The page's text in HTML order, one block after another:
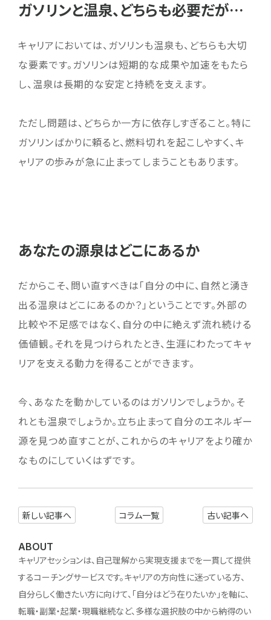
ガソリンと温泉、どちらも必要だが…
キャリアにおいては、ガソリンも温泉も、どちらも大切
な要素です。ガソリンは短期的な成果や加速をもたら
し、温泉は長期的な安定と持続を支えます。
ただし問題は、どちらか一方に依存しすぎること。特に
ガソリンばかりに頼ると、燃料切れを起こしやすく、キ
ャリアの歩みが急に止まってしまうこともあります。
あなたの源泉はどこにあるか
だからこそ、問い直すべきは「自分の中に、自然と湧き
出る温泉はどこにあるのか？」ということです。外部の
比較や不足感ではなく、自分の中に絶えず流れ続ける
価値観。それを見つけられたとき、生涯にわたってキャ
リアを支える動力を得ることができます。
今、あなたを動かしているのはガソリンでしょうか。そ
れとも温泉でしょうか。立ち止まって自分のエネルギー
源を見つめ直すことが、これからのキャリアをより確か
なものにしていくはずです。
新しい記事へ コラム一覧 古い記事へ
ABOUT
キャリアセッションは、自己理解から実現支援までを一貫して提供
するコーチングサービスです。キャリアの方向性に迷っている方、
自分らしく働きたい方に向けて、「自分はどう在りたいか」を軸に、
転職・副業・起業・現職継続など、多様な選択肢の中から納得のい